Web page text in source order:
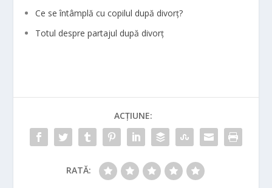
Ce se întâmplă cu copilul după divorț?
Totul despre partajul după divorț
ACȚIUNE:
RATĂ: